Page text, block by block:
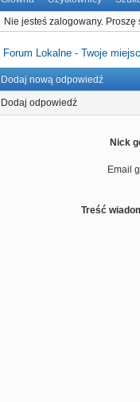
Nie jesteś zalogowany. Proszę
Forum Lokalne - Twoje
Dodaj nową odpowiedź
Dodaj odpowiedź
Nick
Email
Treść